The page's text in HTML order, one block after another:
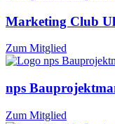
Marketing Club
Zum Mitglied
nps
Zum Mitglied